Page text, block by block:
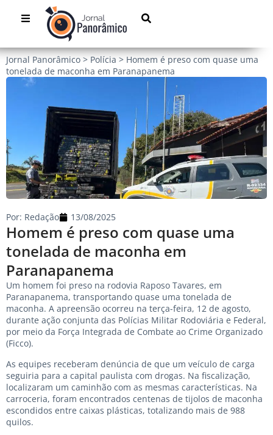
Jornal Panorâmico > Polícia > Homem é preso com quase uma
tonelada de maconha em Paranapanema
Homem é preso com quase uma
tonelada de maconha em
Paranapanema
Por: Redação 13/08/2025
Um homem foi preso na rodovia Raposo Tavares, em
Paranapanema, transportando quase uma tonelada de
maconha. A apreensão ocorreu na terça-feira, 12 de agosto,
durante ação conjunta das Polícias Militar Rodoviária e Federal,
por meio da Força Integrada de Combate ao Crime Organizado
(Ficco).
As equipes receberam denúncia de que um veículo de carga
seguiria para a capital paulista com drogas. Na fiscalização,
localizaram um caminhão com as mesmas características. Na
carroceria, foram encontrados centenas de tijolos de maconha
escondidos entre caixas plásticas, totalizando mais de 988
quilos.